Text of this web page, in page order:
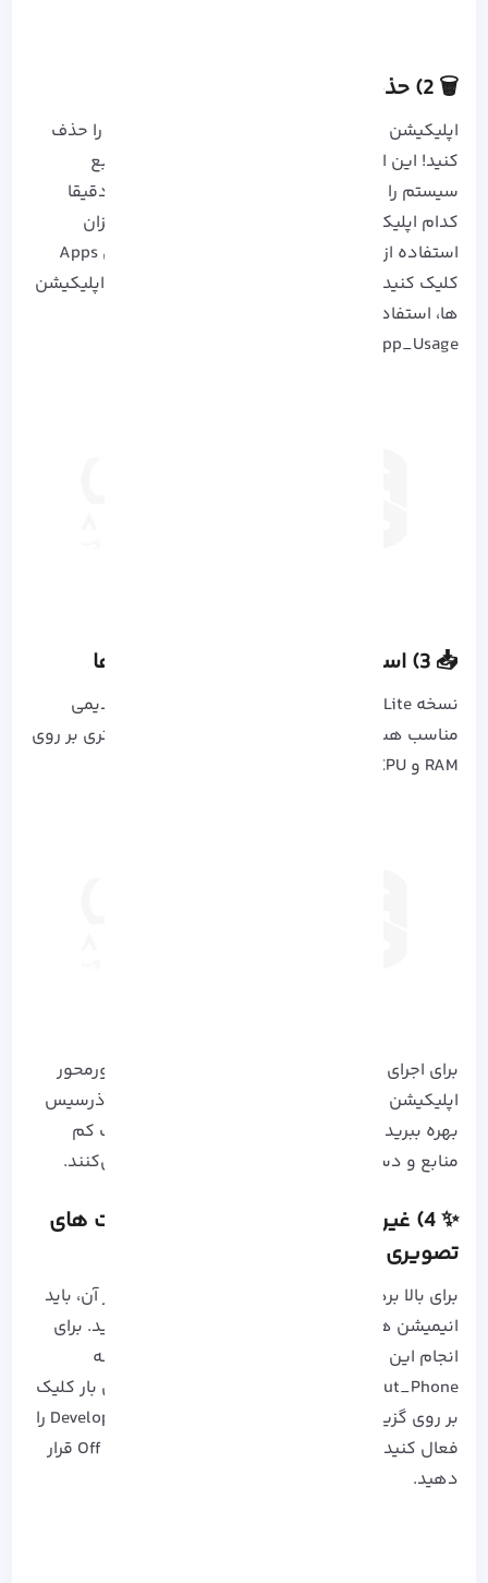
🗑️ 2) حذف اپلیکیشن های بلا استفاده
اپلیکیشن هایی که مورد استفاده قرار نمی گیرند را حذف
کنید! این اپلیکیشن ها در کنار اشغال حافظه، منابع
سیستم را نیز درگیر می کنند. برای این که بدانید دقیقا
کدام اپلیکیشن مورد استفاده قرار نگرفته و یا میزان
استفاده از آن کم است، به تنظیمات رفته و بر روی Apps
کلیک کنید. یک راه دیگر شناسایی و آنالیز مصرف اپلیکیشن
App_Usage است.
📥 3) استفاده از نسخه Lite اپلیکیشن ها
نسخه Lite یا Go اپلیکیشن ها برای گوشی های قدیمی
مناسب هستند زیرا با مصرف منابع کمتر، فشار کمتری بر روی
RAM و CPU وارد می کنند.
برای اجرای اپلیکیشن‌ های سبک یا نسخه‌ های سرورمحور
اپلیکیشن‌ ها، می‌ توانید از
سرور مجازی لینوکس آذرسیس
بهره ببرید. این سرورها امکان اجرای سریع، مصرف کم
منابع و دسترسی همیشگی را برای شما فراهم می‌کنند.
✨ 4) غیرفعال کردن انیمیشن ها و افکت های
تصویری
برای بالا بردن سرعت رابط کاربری و عملکرد روان تر آن، باید
انیمیشن ها و افکت های تصویری را غیر فعال کنید. برای
انجام این کار، ابتدا به تنظیمات رفته و بر روی گزینه
About_Phone گوشی کلیک کنید سپس با چندین بار کلیک
بر روی گزینه Build_number، گزینه Developer_Options را
فعال کنید و مقادیر بر پایه scale را بر روی 0.5x یا Off قرار
دهید.